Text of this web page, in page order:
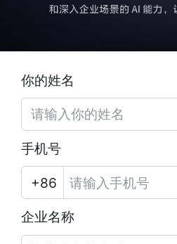
你的姓名
手机号
企业名称